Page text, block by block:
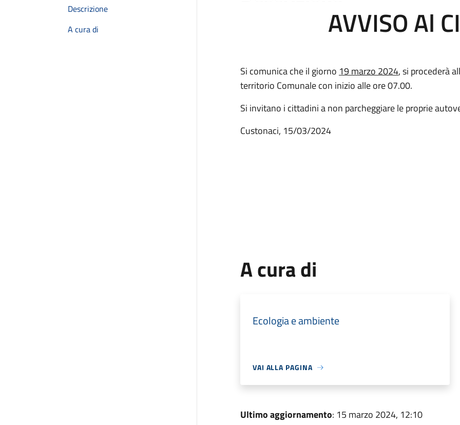
Descrizione
A cura di
AVVISO Al
Si comunica che il giorno 19 marzo 2024, si procederà
territorio Comunale con inizio alle ore 07.00.
Si invitano i cittadini a non parcheggiare le proprie
Custonaci, 15/03/2024
A cura di
Ecologia e ambiente
VAI ALLA PAGINA
Ultimo aggiornamento: 15 marzo 2024, 12:10